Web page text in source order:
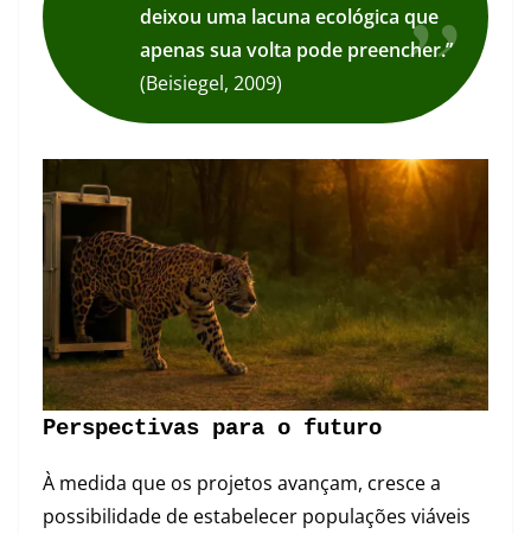
deixou uma lacuna ecológica que
apenas sua volta pode preencher.”
(Beisiegel, 2009)
Perspectivas para o futuro
À medida que os projetos avançam, cresce a
possibilidade de estabelecer populações viáveis